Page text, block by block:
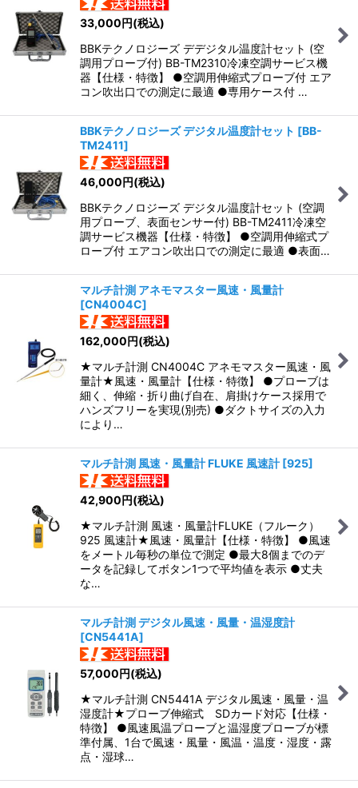
33,000円(税込)
BBKテクノロジーズ デデジタル温度計セット (空
調用プローブ付) BB-TM2310冷凍空調サービス機
器【仕様・特徴】 ●空調用伸縮式プローブ付 エア
コン吹出口での測定に最適 ●専用ケース付 …
BBKテクノロジーズ デジタル温度計セット [BB-
TM2411]
46,000円(税込)
BBKテクノロジーズ デジタル温度計セット (空調
用プローブ、表面センサー付) BB-TM2411冷凍空
調サービス機器【仕様・特徴】 ●空調用伸縮式プ
ローブ付 エアコン吹出口での測定に最適 ●表面…
マルチ計測 アネモマスター風速・風量計
[CN4004C]
162,000円(税込)
★マルチ計測 CN4004C アネモマスター風速・風
量計★風速・風量計【仕様・特徴】 ●プローブは
細く、伸縮・折り曲げ自在、肩掛けケース採用で
ハンズフリーを実現(別売) ●ダクトサイズの入力
により…
マルチ計測 風速・風量計 FLUKE 風速計 [925]
42,900円(税込)
★マルチ計測 風速・風量計FLUKE（フルーク）
925 風速計★風速・風量計【仕様・特徴】 ●風速
をメートル毎秒の単位で測定 ●最大8個までのデ
ータを記録してボタン1つで平均値を表示 ●丈夫
な…
マルチ計測 デジタル風速・風量・温湿度計
[CN5441A]
57,000円(税込)
★マルチ計測 CN5441A デジタル風速・風量・温
湿度計★プローブ伸縮式 SDカード対応【仕様・
特徴】 ●風速風温プローブと温湿度プローブが標
準付属、1台で風速・風量・風温・温度・湿度・露
点・湿球…